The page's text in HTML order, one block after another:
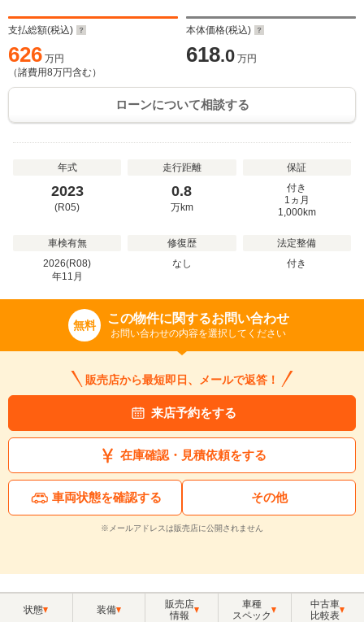
支払総額(税込)
626 万円
（諸費用8万円含む）
本体価格(税込)
618.0 万円
ローンについて相談する
年式
2023
(R05)
走行距離
0.8
万km
保証
付き
1ヵ月
1,000km
車検有無
2026(R08)
年11 月
修復歴
なし
法定整備
付き
無料 この物件に関するお問い合わせ
お問い合わせの内容を選択してください
販売店から最短即日、メールで返答！
来店予約をする
在庫確認・見積依頼をする
車両状態を確認する その他
※メールアドレスは販売店に公開されません
状態 装備
販売店
情報
車種
スペック
中古車
比較表